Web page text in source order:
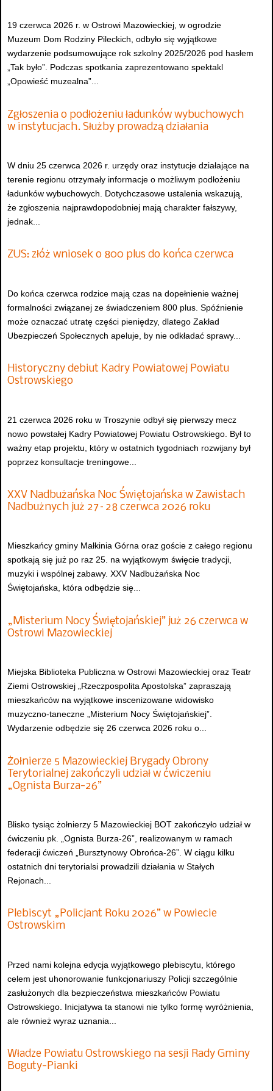
19 czerwca 2026 r. w Ostrowi Mazowieckiej, w ogrodzie
Muzeum Dom Rodziny Pileckich, odbyło się wyjątkowe
wydarzenie podsumowujące rok szkolny 2025/2026 pod hasłem
„Tak było”. Podczas spotkania zaprezentowano spektakl
„Opowieść muzealna”...
Zgłoszenia o podłożeniu ładunków wybuchowych
w instytucjach. Służby prowadzą działania
W dniu 25 czerwca 2026 r. urzędy oraz instytucje działające na
terenie regionu otrzymały informacje o możliwym podłożeniu
ładunków wybuchowych. Dotychczasowe ustalenia wskazują,
że zgłoszenia najprawdopodobniej mają charakter fałszywy,
jednak...
ZUS: złóż wniosek o 800 plus do końca czerwca
Do końca czerwca rodzice mają czas na dopełnienie ważnej
formalności związanej ze świadczeniem 800 plus. Spóźnienie
może oznaczać utratę części pieniędzy, dlatego Zakład
Ubezpieczeń Społecznych apeluje, by nie odkładać sprawy...
Historyczny debiut Kadry Powiatowej Powiatu
Ostrowskiego
21 czerwca 2026 roku w Troszynie odbył się pierwszy mecz
nowo powstałej Kadry Powiatowej Powiatu Ostrowskiego. Był to
ważny etap projektu, który w ostatnich tygodniach rozwijany był
poprzez konsultacje treningowe...
XXV Nadbużańska Noc Świętojańska w Zawistach
Nadbużnych już 27–28 czerwca 2026 roku
Mieszkańcy gminy Małkinia Górna oraz goście z całego regionu
spotkają się już po raz 25. na wyjątkowym święcie tradycji,
muzyki i wspólnej zabawy. XXV Nadbużańska Noc
Świętojańska, która odbędzie się...
„Misterium Nocy Świętojańskiej” już 26 czerwca w
Ostrowi Mazowieckiej
Miejska Biblioteka Publiczna w Ostrowi Mazowieckiej oraz Teatr
Ziemi Ostrowskiej „Rzeczpospolita Apostolska” zapraszają
mieszkańców na wyjątkowe inscenizowane widowisko
muzyczno-taneczne „Misterium Nocy Świętojańskiej”.
Wydarzenie odbędzie się 26 czerwca 2026 roku o...
Żołnierze 5 Mazowieckiej Brygady Obrony
Terytorialnej zakończyli udział w ćwiczeniu
„Ognista Burza-26”
Blisko tysiąc żołnierzy 5 Mazowieckiej BOT zakończyło udział w
ćwiczeniu pk. „Ognista Burza-26”, realizowanym w ramach
federacji ćwiczeń „Bursztynowy Obrońca-26”. W ciągu kilku
ostatnich dni terytorialsi prowadzili działania w Stałych
Rejonach...
Plebiscyt „Policjant Roku 2026” w Powiecie
Ostrowskim
Przed nami kolejna edycja wyjątkowego plebiscytu, którego
celem jest uhonorowanie funkcjonariuszy Policji szczególnie
zasłużonych dla bezpieczeństwa mieszkańców Powiatu
Ostrowskiego. Inicjatywa ta stanowi nie tylko formę wyróżnienia,
ale również wyraz uznania...
Władze Powiatu Ostrowskiego na sesji Rady Gminy
Boguty-Pianki